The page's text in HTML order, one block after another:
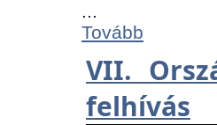
...
Tovább
VII.
felhívás